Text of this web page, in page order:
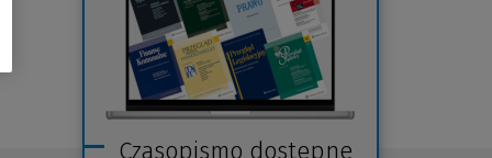
Czasopismo dostępne